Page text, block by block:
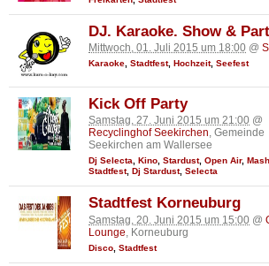
DJ. Karaoke. Show &
Mittwoch, 01. Juli 2015 um 18:00 @
Karaoke, Stadtfest, Hochzeit, Seefest
Kick Off Party
Samstag, 27. Juni 2015 um 21:00 @
Recyclinghof Seekirchen, Gemeinde
Seekirchen am Wallersee
Dj Selecta, Kino, Stardust, Open Air,
Stadtfest, Dj Stardust, Selecta
Stadtfest Korneuburg
Samstag, 20. Juni 2015 um 15:00 @
Lounge , Korneuburg
Disco Stadtfest